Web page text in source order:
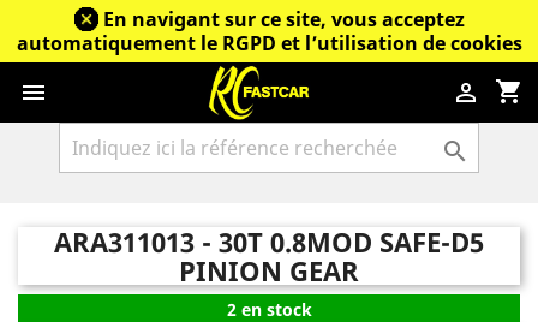
En navigant sur ce site, vous acceptez
automatiquement le RGPD et l’utilisation de cookies
 shopping_cart


ARA311013 - 30T 0.8MOD SAFE-D5
PINION GEAR
2 en stock